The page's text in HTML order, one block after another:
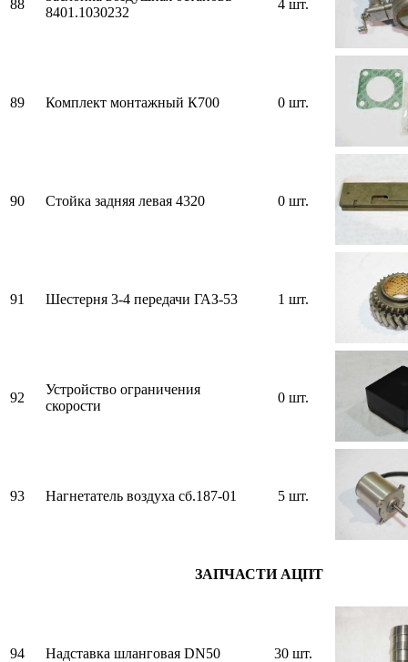
88
8401.1030232
4 шт.
89 Комплект монтажный К700 0 шт.
90 Стойка задняя левая 4320 0 шт.
91 Шестерня 3-4 передачи ГАЗ-53 1 шт.
92
Устройство ограничения
скорости
0 шт.
93 Нагнетатель воздуха сб.187-01 5 шт.
ЗАПЧАСТИ АЦПТ
94 Надставка шланговая DN50 30 шт.